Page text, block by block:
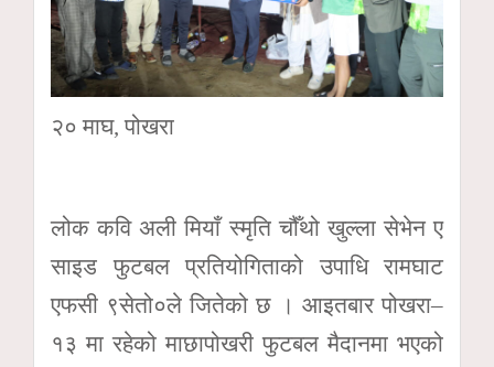
२० माघ, पोखरा
लोक कवि अली मियाँ स्मृति चौँथो खुल्ला सेभेन ए
साइड फुटबल प्रतियोगिताको उपाधि रामघाट
एफसी ९सेतो०ले जितेको छ । आइतबार पोखरा–
१३ मा रहेको माछापोखरी फुटबल मैदानमा भएको